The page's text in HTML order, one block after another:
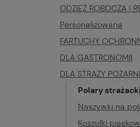
ODZIEŻ ROBOCZA I
Personalizowana
FARTUCHY
DLA GASTRONOMII
DLA STRAŻY
Polary
Naszywki na
Koszulki